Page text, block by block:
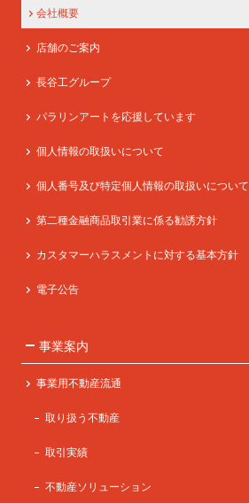
会社概要
店舗のご案内
長谷工グループ
パラリンアートを応援しています
個人情報の取扱いについて
個人番号及び特定個人情報の取扱いについて
第二種金融商品取引業に係る勧誘方針
カスタマーハラスメントに対する基本方針
電子公告
事業案内
事業用不動産流通
取り扱う不動産
取引実績
不動産ソリューション